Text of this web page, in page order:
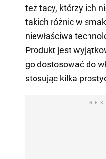
też tacy, którzy ich
takich różnic w
niewłaściwa
Produkt jest
go dostosować do
stosując kilka